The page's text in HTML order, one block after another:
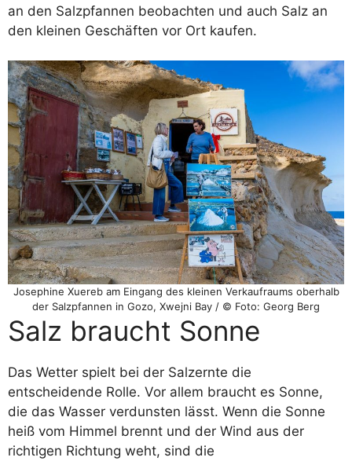
an den Salzpfannen beobachten und auch Salz an
den kleinen Geschäften vor Ort kaufen.
Josephine Xuereb am Eingang des kleinen Verkaufraums oberhalb
der Salzpfannen in Gozo, Xwejni Bay / © Foto: Georg Berg
Salz braucht Sonne
Das Wetter spielt bei der Salzernte die
entscheidende Rolle. Vor allem braucht es Sonne,
die das Wasser verdunsten lässt. Wenn die Sonne
heiß vom Himmel brennt und der Wind aus der
richtigen Richtung weht, sind die